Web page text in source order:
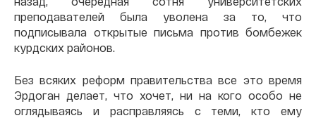
преподавателей была уволена за то, что
подписывала открытые письма против бомбежек
курдских районов.
Без всяких реформ правительства все это время
Эрдоган делает, что хочет, ни на кого особо не
оглядываясь и расправляясь с теми, кто ему